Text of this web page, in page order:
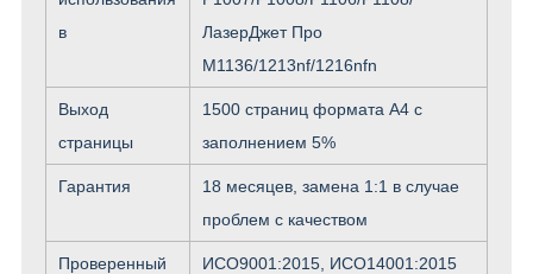
в
ЛазерДжет Про
M1136/1213nf/1216nfn
Выход
страницы
1500 страниц формата А4 с
заполнением 5%
Гарантия
18 месяцев, замена 1:1 в случае
проблем с качеством
Проверенный ИСО9001:2015, ИСО14001:2015